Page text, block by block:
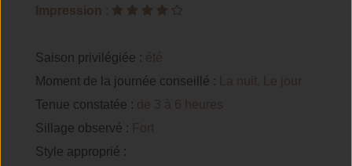
Impression :
Saison privilégiée : été
Moment de la journée conseillé :
La nuit, Le jour
Tenue constatée : de 3 à 6 heures
Sillage observé : Fort
Style approprié :